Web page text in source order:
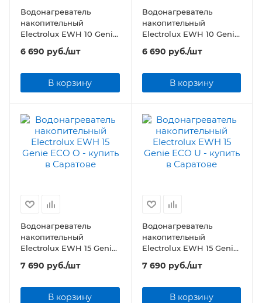
Водонагреватель
накопительный
Electrolux EWH 10 Genie
6 690 руб./шт
В корзину
Водонагреватель
накопительный
Electrolux EWH 10 Genie
6 690 руб./шт
В корзину
Водонагреватель
накопительный
Electrolux EWH 15 Genie
7 690 руб./шт
В корзину
Водонагреватель
накопительный
Electrolux EWH 15 Genie
7 690 руб./шт
В корзину